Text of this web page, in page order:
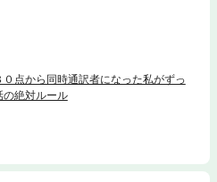
０点から同時通訳者になった私がずっ
の絶対ルール